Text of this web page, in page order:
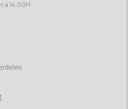
a 14:00H